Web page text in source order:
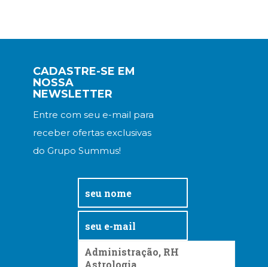
CADASTRE-SE EM
NOSSA
NEWSLETTER
Entre com seu e-mail para
receber ofertas exclusivas
do Grupo Summus!